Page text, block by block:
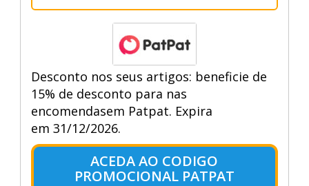
Desconto nos seus artigos: beneficie de
15% de desconto para nas
encomendasem Patpat. Expira
em 31/12/2026.
ACEDA AO CODIGO
PROMOCIONAL PATPAT